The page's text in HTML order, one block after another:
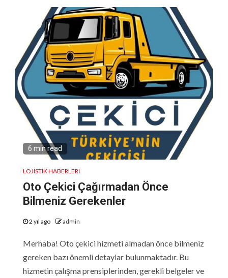
6 min read
LOJISTIK HABERLERI
Oto Çekici Çağırmadan Önce
Bilmeniz Gerekenler
2 yıl ago admin
Merhaba! Oto çekici hizmeti almadan önce bilmeniz
gereken bazı önemli detaylar bulunmaktadır. Bu
hizmetin çalışma prensiplerinden, gerekli belgeler ve